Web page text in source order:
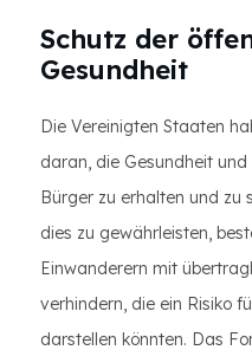
Schutz der
Gesundheit
Die Vereinigten Staaten
daran, die Gesundheit
Bürger zu erhalten und zu
dies zu gewährleisten,
Einwanderern mit
verhindern, die ein Risiko
darstellen könnten. Das